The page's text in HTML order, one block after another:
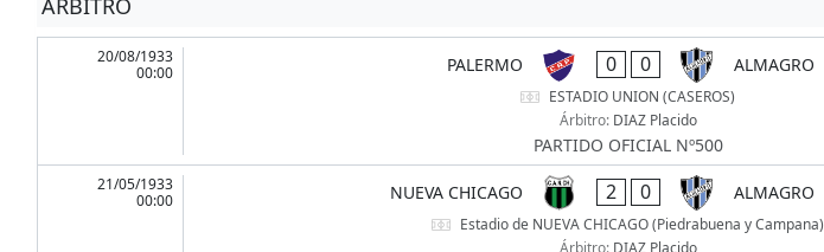
20/08/1933
00:00
PALERMO 0 0 ALMAGRO
ESTADIO UNION (CASEROS)
Árbitro: DIAZ Placido
PARTIDO OFICIAL Nº500
21/05/1933
00:00
NUEVA CHICAGO 2 0 ALMAGRO
Estadio de NUEVA CHICAGO (Piedrabuena y Campana)
Árbitro: DIAZ Placido